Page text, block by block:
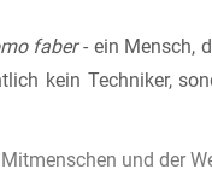
faber- ein Mensch,
kein Techniker,
und der